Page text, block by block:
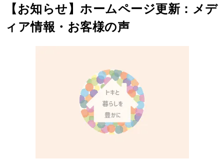
【お知らせ】ホームページ更新：メデ
ィア情報・お客様の声